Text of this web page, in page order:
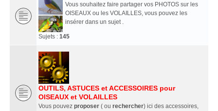
Vous souhaitez faire partager vos PHOTOS sur les
OISEAUX ou les VOLAILLES, vous pouvez les
insérer dans un sujet .
Sujets : 145
OUTILS, ASTUCES et ACCESSOIRES pour
OISEAUX et VOLAILLES
Vous pouvez proposer ( ou rechercher) ici des accessoires,